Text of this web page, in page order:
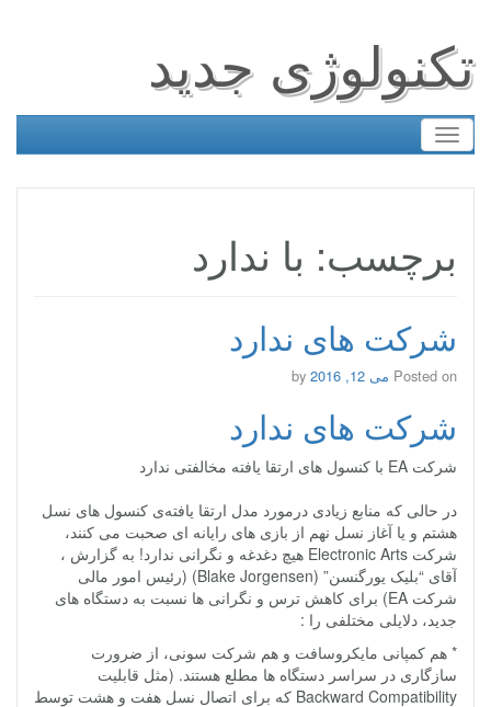
تکنولوژی جدید
Toggle
navigation
برچسب: با ندارد
شرکت های ندارد
Posted on می 12, 2016
شرکت های ندارد
شرکت EA با کنسول های ارتقا یافته مخالفتی ندارد
در حالی که منابع زیادی درمورد مدل ارتقا یافته‌ی کنسول های نسل
هشتم و یا آغاز نسل نهم از بازی های رایانه ای صحبت می کنند،
شرکت Electronic Arts هیچ دغدغه و نگرانی ندارد! به گزارش ،
آقای “بلیک یورگنسن” (‌Blake Jorgensen) (رئیس امور مالی
شرکت EA) برای کاهش ترس و نگرانی ها نسبت به دستگاه های
جدید، دلایلی مختلفی را :
* هم کمپانی مایکروسافت و هم شرکت سونی، از ضرورت
سازگاری در سراسر دستگاه ها مطلع هستند. (مثل قابلیت
Backward Compatibility که برای اتصال نسل هفت و هشت توسط